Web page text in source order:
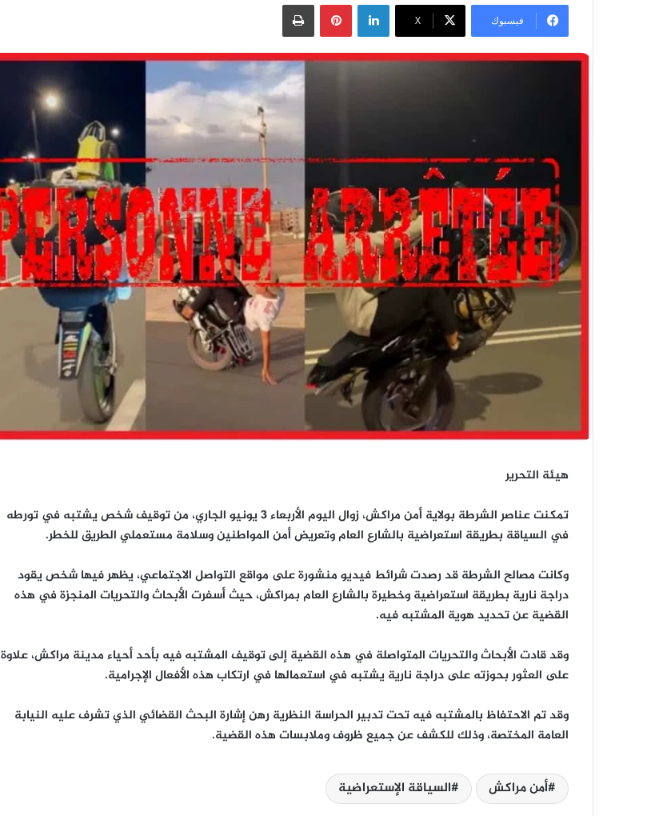
فيسبوك ‫X
لينكدإن بينتيريست
هيئة التحرير
تمكنت عناصر الشرطة بولاية أمن مراكش، زوال اليوم الأربعاء 3 يونيو الجاري، من توقيف شخص يشتبه في تورطه
في السياقة بطريقة استعراضية بالشارع العام وتعريض أمن المواطنين وسلامة مستعملي الطريق للخطر.
وكانت مصالح الشرطة قد رصدت شرائط فيديو منشورة على مواقع التواصل الاجتماعي، يظهر فيها شخص يقود
دراجة نارية بطريقة استعراضية وخطيرة بالشارع العام بمراكش، حيث أسفرت الأبحاث والتحريات المنجزة في هذه
القضية عن تحديد هوية المشتبه فيه.
وقد قادت الأبحاث والتحريات المتواصلة في هذه القضية إلى توقيف المشتبه فيه بأحد أحياء مدينة مراكش، علاوة
على العثور بحوزته على دراجة نارية يشتبه في استعمالها في ارتكاب هذه الأفعال الإجرامية.
وقد تم الاحتفاظ بالمشتبه فيه تحت تدبير الحراسة النظرية رهن إشارة البحث القضائي الذي تشرف عليه النيابة
العامة المختصة، وذلك للكشف عن جميع ظروف وملابسات هذه القضية.
أمن مراكش السياقة الإستعراضية